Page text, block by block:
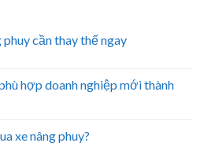
phuy cần thay thế ngay
hợp doanh nghiệp mới thành
xe nâng phuy?